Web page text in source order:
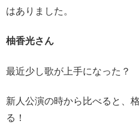
はありました。
柚香光さん
最近少し歌が上手になった？
新人公演の時から比べると、
る！